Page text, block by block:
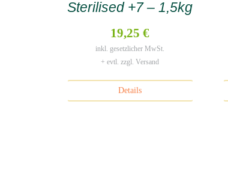
Sterilised +7 – 1,5kg
19,25 €
inkl. gesetzlicher MwSt.
+ evtl. zzgl. Versand
Details